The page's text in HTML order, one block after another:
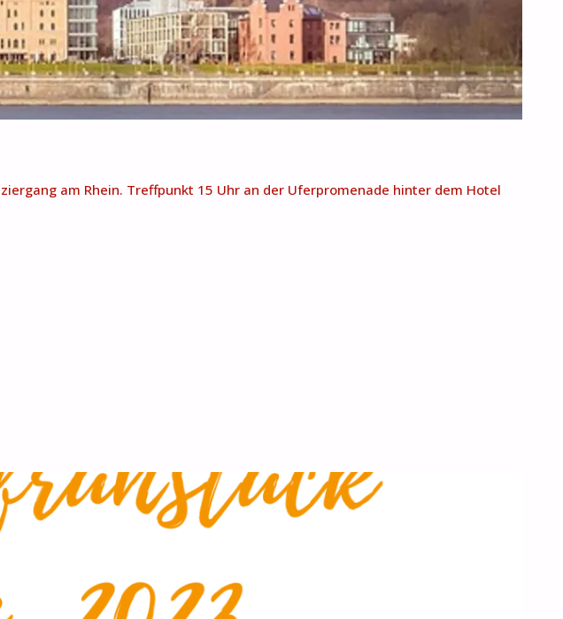
am Rhein. Treffpunkt 15 Uhr an der Uferpromenade hinter dem Hotel